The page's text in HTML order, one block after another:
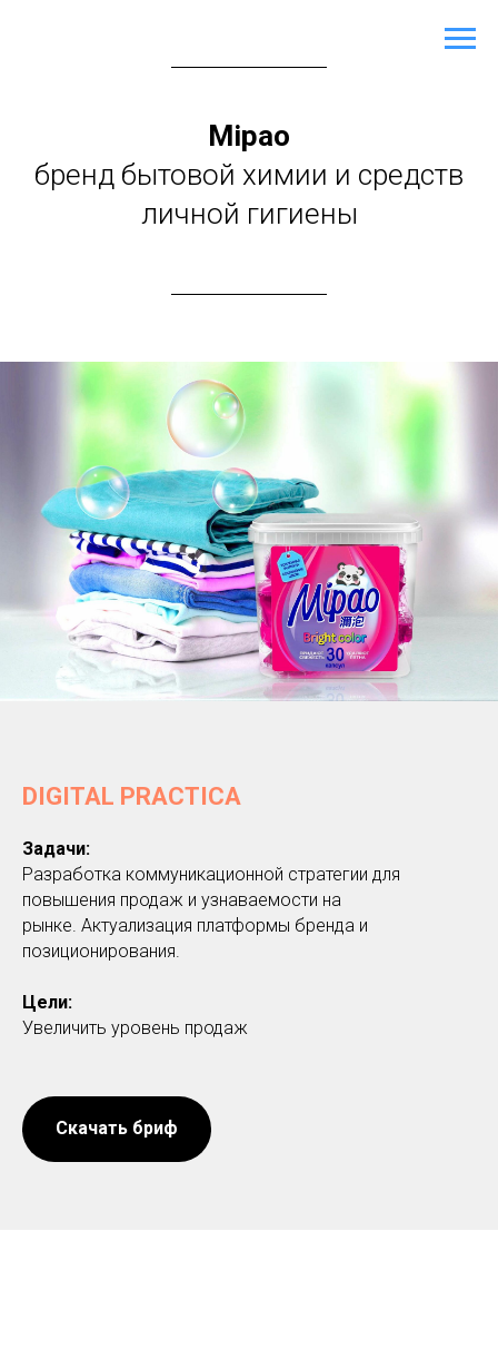
Mipao
бренд бытовой химии и средств
личной гигиены
D IGITAL PRACTICA
Задачи:
Разработка коммуникационной стратегии для
повышения продаж и узнаваемости на
рынке. Актуализация платформы бренда и
позиционирования.
Цели:
Увеличить уровень продаж
Скачать бриф